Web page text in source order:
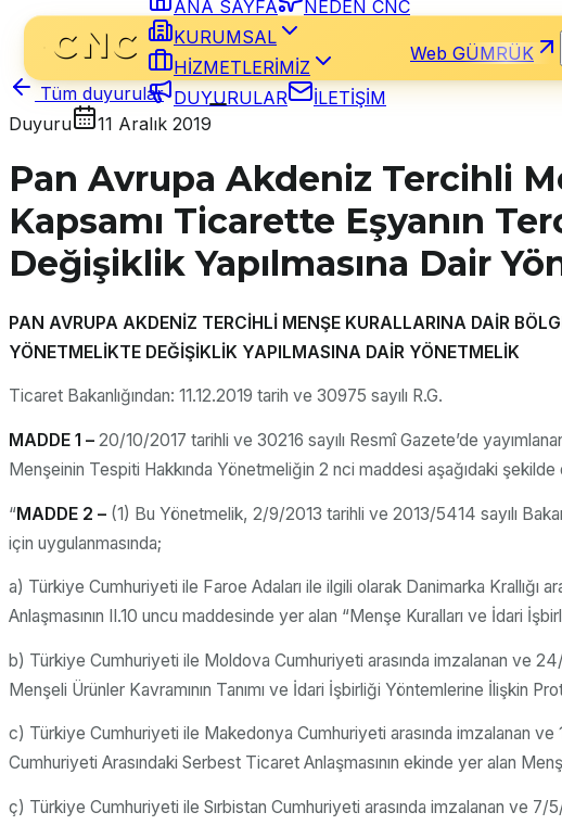
ANA SAYFA
NEDEN CNC
KURUMSAL
HİZMETLERİMİZ
DUYURULAR
İLETİŞİM
Web GÜMRÜK
Tüm duyurular
Duyuru
11 Aralık 2019
Pan Avrupa Akdeniz Tercihli
Kapsamı Ticarette Eşyanın
Değişiklik Yapılmasına Dair
PAN AVRUPA AKDENİZ TERCİHLİ MENŞE KURALLARINA DAİR
YÖNETMELİKTE DEĞİŞİKLİK YAPILMASINA DAİR YÖNETMELİK
Ticaret Bakanlığından: 11.12.2019 tarih ve 30975 sayılı R.G.
MADDE 1 – 20/10/2017 tarihli ve 30216 sayılı Resmî Gazete’de
Menşeinin Tespiti Hakkında Yönetmeliğin 2 nci maddesi aşağıdaki
“MADDE 2 – (1) Bu Yönetmelik, 2/9/2013 tarihli ve 2013/5414 sayılı
için uygulanmasında;
a) Türkiye Cumhuriyeti ile Faroe Adaları ile ilgili olarak Danimarka Krallığı
Anlaşmasının II.10 uncu maddesinde yer alan “Menşe Kuralları ve İdari
b) Türkiye Cumhuriyeti ile Moldova Cumhuriyeti arasında imzalanan ve
Menşeli Ürünler Kavramının Tanımı ve İdari İşbirliği Yöntemlerine İlişkin
c) Türkiye Cumhuriyeti ile Makedonya Cumhuriyeti arasında imzalanan
Cumhuriyeti Arasındaki Serbest Ticaret Anlaşmasının ekinde yer alan
ç) Türkiye Cumhuriyeti ile Sırbistan Cumhuriyeti arasında imzalanan ve